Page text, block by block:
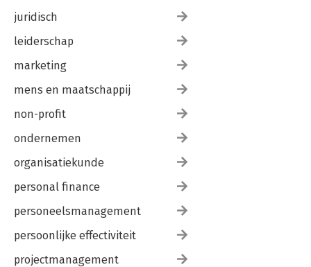
juridisch
leiderschap
marketing
mens en maatschappij
non-profit
ondernemen
organisatiekunde
personal finance
personeelsmanagement
persoonlijke effectiviteit
projectmanagement